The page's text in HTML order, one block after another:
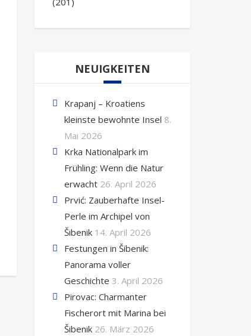
NEUIGKEITEN
Krapanj – Kroatiens
kleinste bewohnte Insel 8.
Mai 2026
Krka Nationalpark im
Frühling: Wenn die Natur
erwacht 26. April 2026
Prvić: Zauberhafte Insel-
Perle im Archipel von
Šibenik 14. April 2026
Festungen in Šibenik:
Panorama voller
Geschichte 3. April 2026
Pirovac: Charmanter
Fischerort mit Marina bei
Šibenik 26. März 2026